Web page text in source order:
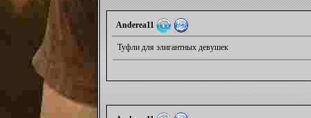
Anderea11
Туфли для элигантных девушек